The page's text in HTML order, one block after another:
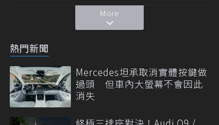
More
熱門新聞
Mercedes坦承取消實體按鍵做
過頭 但車內大螢幕不會因此
消失